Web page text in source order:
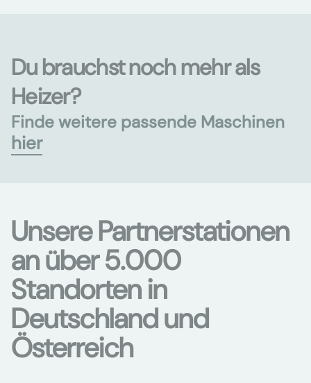
Du brauchst noch mehr als
Heizer?
Finde weitere passende Maschinen
hier
Unsere Partnerstationen
an über 5.000
Standorten in
Deutschland und
Österreich